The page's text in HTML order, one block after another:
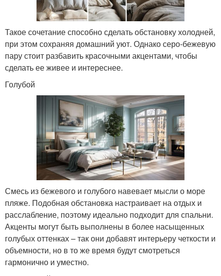
Такое сочетание способно сделать обстановку холодней,
при этом сохраняя домашний уют. Однако серо-бежевую
пару стоит разбавить красочными акцентами, чтобы
сделать ее живее и интереснее.
Голубой
Смесь из бежевого и голубого навевает мысли о море
пляже. Подобная обстановка настраивает на отдых и
расслабление, поэтому идеально подходит для спальни.
Акценты могут быть выполнены в более насыщенных
голубых оттенках – так они добавят интерьеру четкости и
объемности, но в то же время будут смотреться
гармонично и уместно.